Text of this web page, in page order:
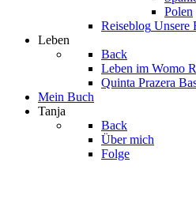
Polen
Reiseblog Unsere
Leben
Back
Leben im Womo
Quinta Prazera
Mein Buch
Tanja
Back
Über mich
Folge